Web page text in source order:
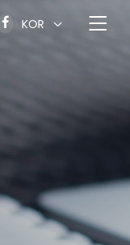
KOR